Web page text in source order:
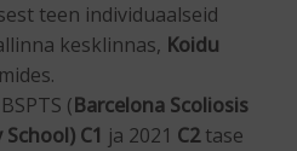
teen individuaalseid
kesklinnas, Koidu
(Barcelona Scoliosis
School) C1 ja 2021 C2tase